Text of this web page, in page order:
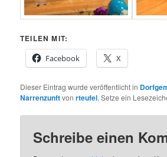
TEILEN MIT:
Facebook
X
Dieser Eintrag wurde veröffentlicht in
Narrenzunftvonrteufel. Setze ein
Schreibe einen